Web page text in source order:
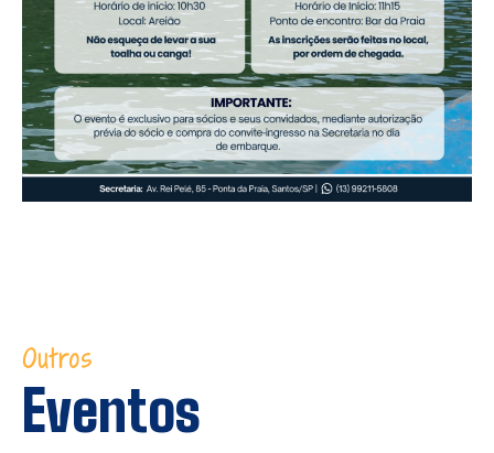
Outros
Eventos